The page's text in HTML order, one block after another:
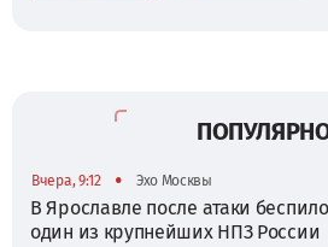
Вчера, 9:12 • Эхо Москвы
В Ярославле после атаки
один из крупнейших НПЗ России